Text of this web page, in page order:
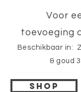
Voor
toevoeging
Beschikbaar in:
& goud
Shop